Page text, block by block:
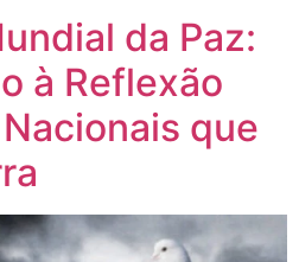
da Paz:
à Reflexão
que